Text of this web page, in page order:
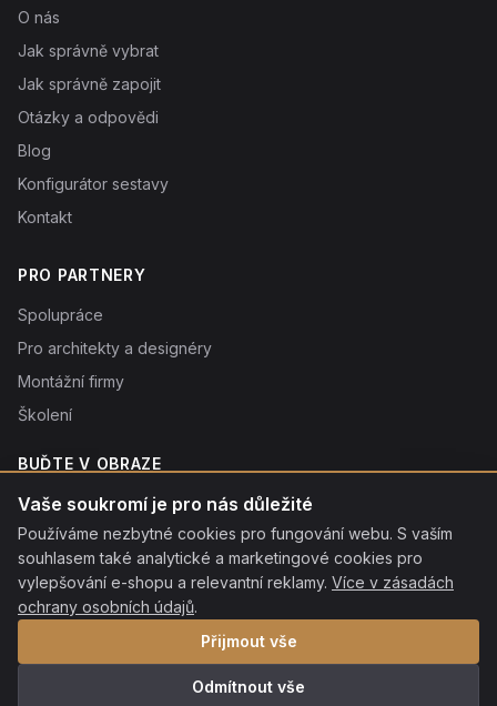
O nás
Jak správně vybrat
Jak správně zapojit
Otázky a odpovědi
Blog
Konfigurátor sestavy
Kontakt
PRO PARTNERY
Spolupráce
Pro architekty a designéry
Montážní firmy
Školení
BUĎTE V OBRAZE
Novinky o produktech, tipy a slevy. Typicky 1× týdně.
Odebírat
Odebráním souhlasíte sezpracováním osobních údajů. Odhlásit se můžete kdykoliv
kliknutím na odkaz v patičce každého e-mailu.
© 2026 ROON s.r.o. Všechna práva vyhrazena.
Vaše soukromí je pro nás důležité
Používáme nezbytné cookies pro fungování webu. S vaším
souhlasem také analytické a marketingové cookies pro
vylepšování e-shopu a relevantní reklamy. Více v zásadách
ochrany osobních údajů.
Přijmout vše
Odmítnout vše